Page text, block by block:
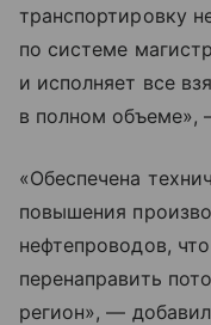
транспортировку
по системе
и исполняет все
в полном объеме»,
«Обеспечена
повышения
нефтепроводов,
перенаправить
регион», —